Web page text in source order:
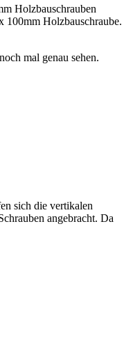
Holzbauschrauben
100mm Holzbauschraube.
mal genau sehen.
sich die vertikalen
angebracht. Da